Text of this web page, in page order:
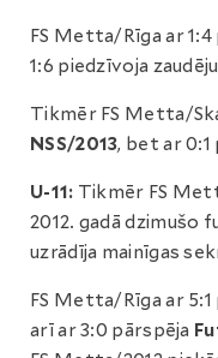
FS Metta/Rīga ar 1:4
1:6 piedzīvoja
Tikmēr FS Metta/
NSS/2013, bet ar 0:1
U-11: Tikmēr FS
2012. gadā dzimušo
uzrādīja mainīgas
FS Metta/Rīga ar 5:1
arī ar 3:0 pārspēja